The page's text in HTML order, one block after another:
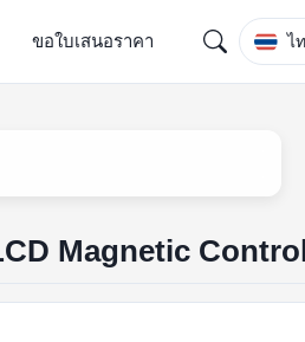
ขอใบเสนอราคา ไ
Magnetic